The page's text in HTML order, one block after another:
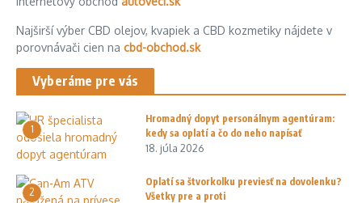
Najširší výber CBD olejov, kvapiek a CBD kozmetiky nájdete v
porovnávači cien na cbd-obchod.sk
Vyberáme pre vás
1
Hromadný dopyt personálnym agentúram:
kedy sa oplatí a čo do neho napísať
18. júla 2026
2
Oplatí sa štvorkolku previesť na dovolenku?
Všetky pre a proti